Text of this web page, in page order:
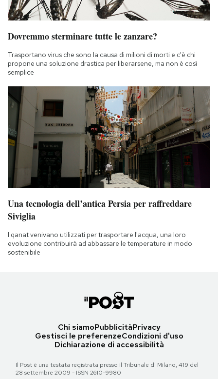
Dovremmo sterminare tutte le zanzare?
Trasportano virus che sono la causa di milioni di morti e c'è chi
propone una soluzione drastica per liberarsene, ma non è così
semplice
Una tecnologia dell’antica Persia per raffreddare
Siviglia
I qanat venivano utilizzati per trasportare l'acqua, una loro
evoluzione contribuirà ad abbassare le temperature in modo
sostenibile
Chi siamoPubblicitàPrivacy
Gestisci le preferenzeCondizioni d'uso
Dichiarazione di accessibilità
Il Post è una testata registrata presso il Tribunale di Milano, 419 del
28 settembre 2009 - ISSN 2610-9980